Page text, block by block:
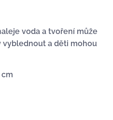
voda a tvoření může
vyblednout a děti mohou
cm